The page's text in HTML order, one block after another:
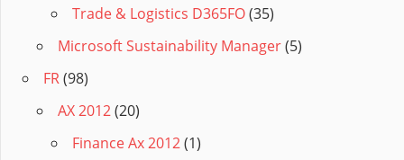
Trade & Logistics D365FO(35)
Microsoft Sustainability Manager(5)
FR(98)
AX 2012(20)
Finance Ax 2012(1)